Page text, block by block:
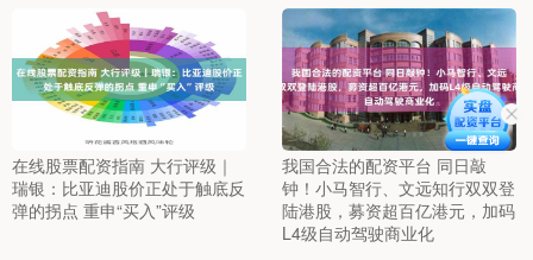
在线股票配资指南 大行评级｜
瑞银：比亚迪股价正处于触底反
弹的拐点 重申“买入”评级
我国合法的配资平台 同日敲
钟！小马智行、文远知行双双登
陆港股，募资超百亿港元，加码
L4级自动驾驶商业化